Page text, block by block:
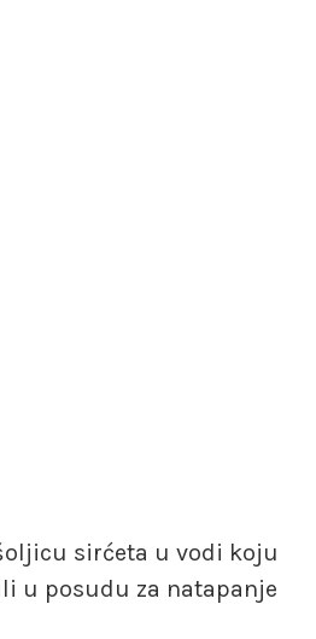
sirćeta u vodi koju
u posudu za natapanje